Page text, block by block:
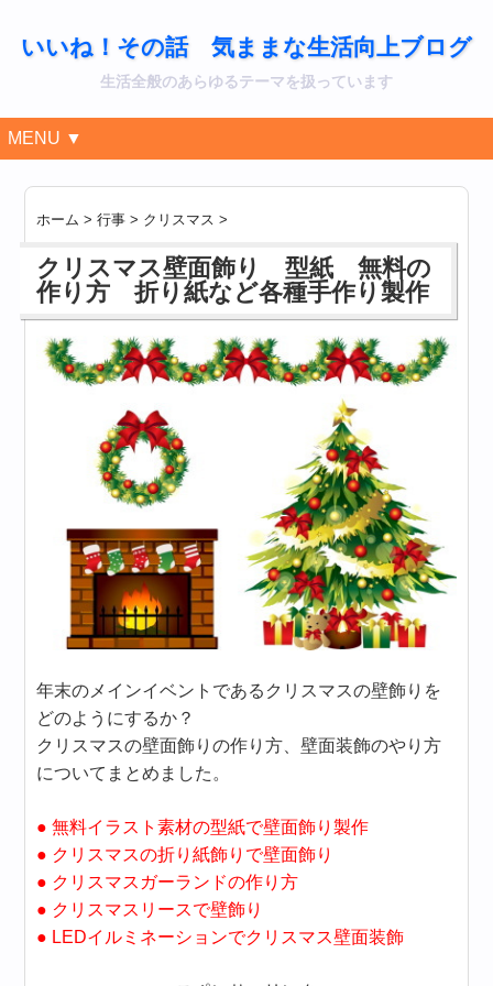
いいね！その話 気ままな生活向上ブログ
生活全般のあらゆるテーマを扱っています
MENU ▼
ホーム >行事 > クリスマス >
クリスマス壁面飾り 型紙 無料の
作り方 折り紙など各種手作り製作
年末のメインイベントであるクリスマスの壁飾りを
どのようにするか？
クリスマスの壁面飾りの作り方、壁面装飾のやり方
についてまとめました。
● 無料イラスト素材の型紙で壁面飾り製作
● クリスマスの折り紙飾りで壁面飾り
● クリスマスガーランドの作り方
● クリスマスリースで壁飾り
● LEDイルミネーションでクリスマス壁面装飾